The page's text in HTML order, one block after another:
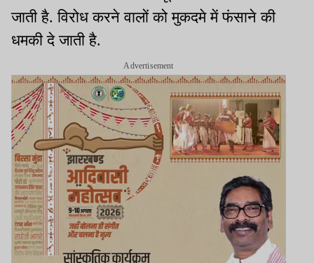
जाती है. विरोध करने वालों को मुकदमे में फंसाने की
धमकी दे जाती है.
Advertisement